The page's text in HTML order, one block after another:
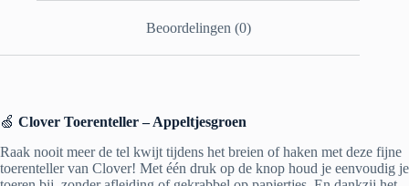
Beoordelingen (0)
🍏 Clover Toerenteller – Appeltjesgroen
Raak nooit meer de tel kwijt tijdens het breien of haken met deze fijne
toerenteller van Clover! Met één druk op de knop houd je eenvoudig je